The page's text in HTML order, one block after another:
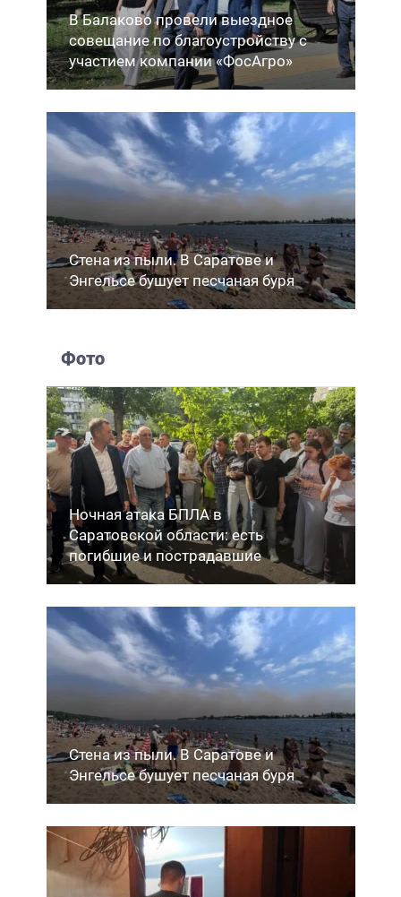
В Балаково провели выездное
совещание по благоустройству с
участием компании «ФосАгро»
Стена из пыли. В Саратове и
Энгельсе бушует песчаная буря
Фото
Ночная атака БПЛА в
Саратовской области: есть
погибшие и пострадавшие
Стена из пыли. В Саратове и
Энгельсе бушует песчаная буря